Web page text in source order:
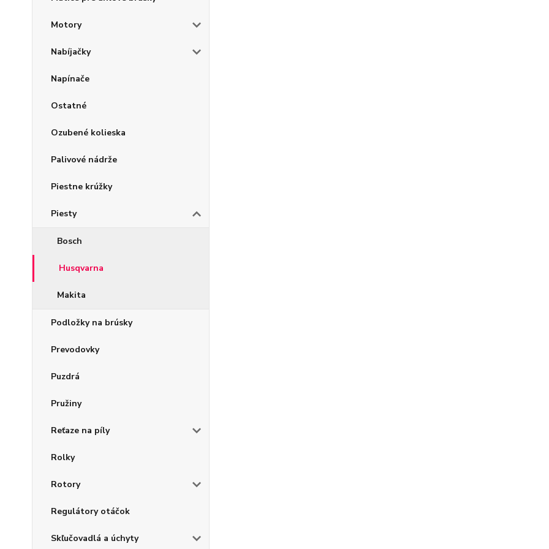
Motory
Nabíjačky
Napínače
Ostatné
Ozubené kolieska
Palivové nádrže
Piestne krúžky
Piesty
Bosch
Husqvarna
Makita
Podložky na brúsky
Prevodovky
Puzdrá
Pružiny
Reťaze na píly
Rolky
Rotory
Regulátory otáčok
Skľučovadlá a úchyty